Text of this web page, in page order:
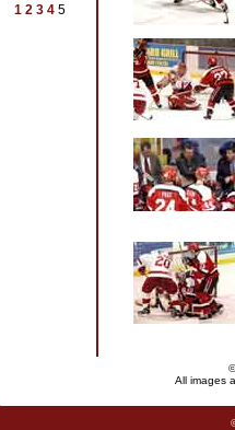
1 2 3 4 5
All images